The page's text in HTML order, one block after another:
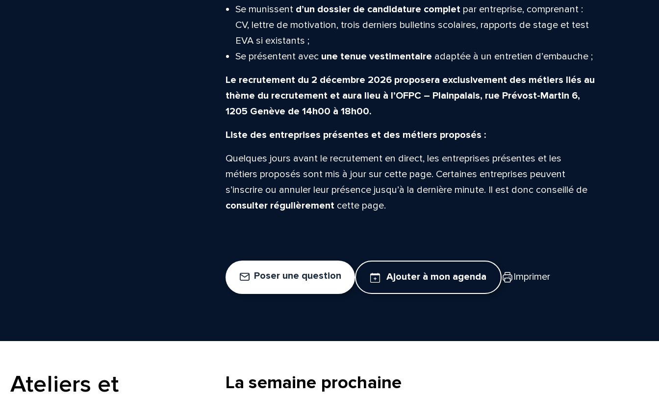
Se munissent d’un dossier de candidature completpar entreprise, comprenant :
CV, lettre de motivation, trois derniers bulletins scolaires, rapports de stage et test
EVA si existants ;
Se présentent avec une tenue vestimentaire adaptée à un entretien d’embauche ;
Le recrutement du 2 décembre 2026 proposera exclusivement des métiers liés au
thème du recrutement et aura lieu à l’OFPC – Plainpalais, rue Prévost-Martin 6,
1205 Genève de 14h00 à 18h00.
Liste des entreprises présentes et des métiers proposés :
Quelques jours avant le recrutement en direct, les entreprises présentes et les
métiers proposés sont mis à jour sur cette page. Certaines entreprises peuvent
s’inscrire ou annuler leur présence jusqu’à la dernière minute. Il est donc conseillé de
consulter régulièrementcette page.
Poser une question Ajouter à mon agenda Imprimer
Ateliers et
La semaine prochaine
Adresse e-mail*
Quelle est la pertinence de cette